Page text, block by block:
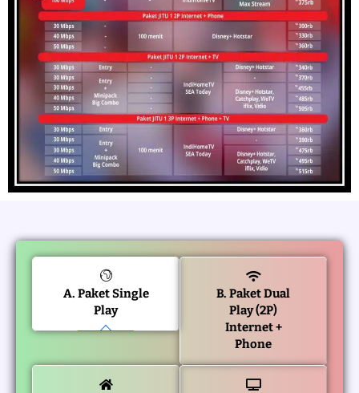
A. Paket Single
Play
B. Paket Dual
Play (2P)
Internet +
Phone